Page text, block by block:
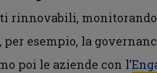
rinnovabili,
per esempio, la
poi le aziende con l’